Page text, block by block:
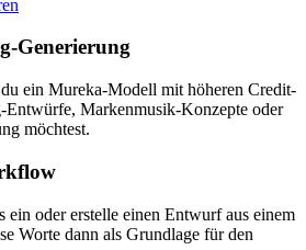
Generierung
ein Mureka-Modell mit höheren Credit-
Markenmusik-Konzepte oder
möchtest.
ein oder erstelle einen Entwurf aus einem
Worte dann als Grundlage für den